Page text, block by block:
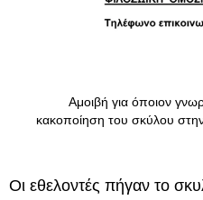
Αμοιβή για όποιον
κακοποίηση του σκύλου
Οι εθελοντές πήγαν το